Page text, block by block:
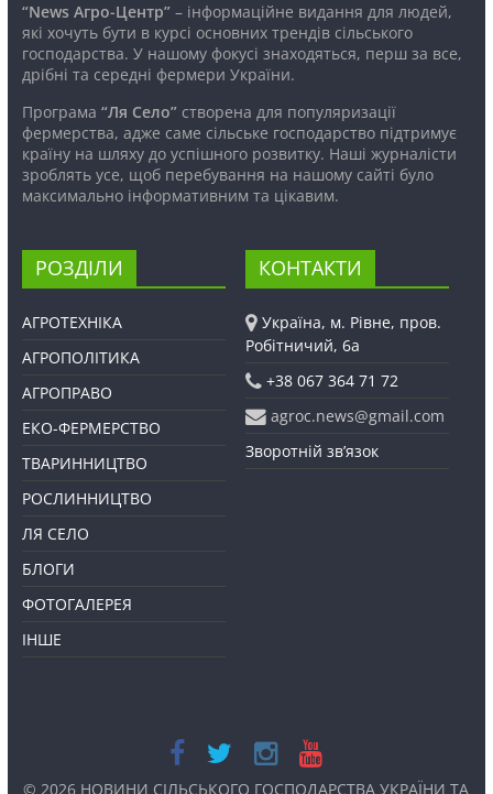
“News Агро-Центр”– інформаційне видання для людей,
які хочуть бути в курсі основних трендів сільського
господарства. У нашому фокусі знаходяться, перш за все,
дрібні та середні фермери України.
Програма “Ля Село”створена для популяризації
фермерства, адже саме сільське господарство підтримує
країну на шляху до успішного розвитку. Наші журналісти
зроблять усе, щоб перебування на нашому сайті було
максимально інформативним та цікавим.
РОЗДІЛИ
АГРОТЕХНІКА
АГРОПОЛІТИКА
АГРОПРАВО
ЕКО-ФЕРМЕРСТВО
ТВАРИННИЦТВО
РОСЛИННИЦТВО
ЛЯ СЕЛО
БЛОГИ
ФОТОГАЛЕРЕЯ
ІНШЕ
КОНТАКТИ
Україна, м. Рівне, пров.
Робітничий, 6а
+38 067 364 71 72
agroc.news@gmail.com
Зворотній зв’язок
© 2026 НОВИНИ СІЛЬСЬКОГО ГОСПОДАРСТВА УКРАЇНИ ТА